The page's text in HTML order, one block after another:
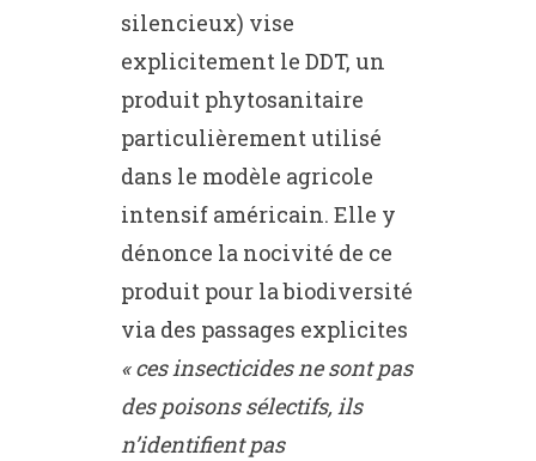
silencieux) vise
explicitement le DDT, un
produit phytosanitaire
particulièrement utilisé
dans le modèle agricole
intensif américain. Elle y
dénonce la nocivité de ce
produit pour la biodiversité
via des passages explicites
« ces insecticides ne sont pas
des poisons sélectifs, ils
n’identifient pas